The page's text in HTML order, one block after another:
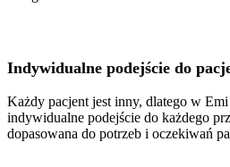
Indywidualne podejście do
Każdy pacjent jest inny, dlatego w
indywidualne podejście do każdego
dopasowana do potrzeb i oczekiwań